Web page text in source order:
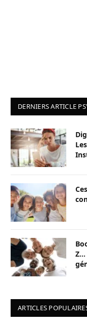
DERNIERS ARTICLE
Z…
ARTICLES